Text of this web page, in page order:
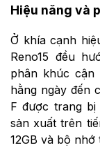
Hiệu năng và
Ở khía cạnh
Reno15 đều
phân khúc
hằng ngày đến
F được trang bị
sản xuất trên
12GB và bộ nhớ